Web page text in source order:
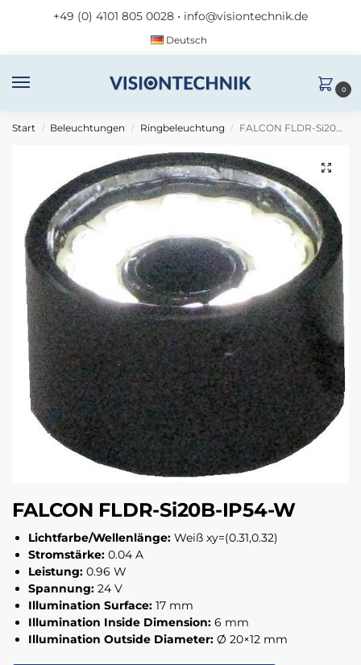
+49 (0) 4101 805 0028 • info@visiontechnik.de
Deutsch
0
Start / Beleuchtungen / Ringbeleuchtung / FALCON FLDR-Si20B-IP54-W
FALCON FLDR-Si20B-IP54-W
Lichtfarbe/Wellenlänge: Weiß xy=(0.31,0.32)
Stromstärke: 0.04 A
Leistung: 0.96 W
Spannung: 24 V
Illumination Surface: 17 mm
Illumination Inside Dimension: 6 mm
Illumination Outside Diameter: Ø 20×12 mm